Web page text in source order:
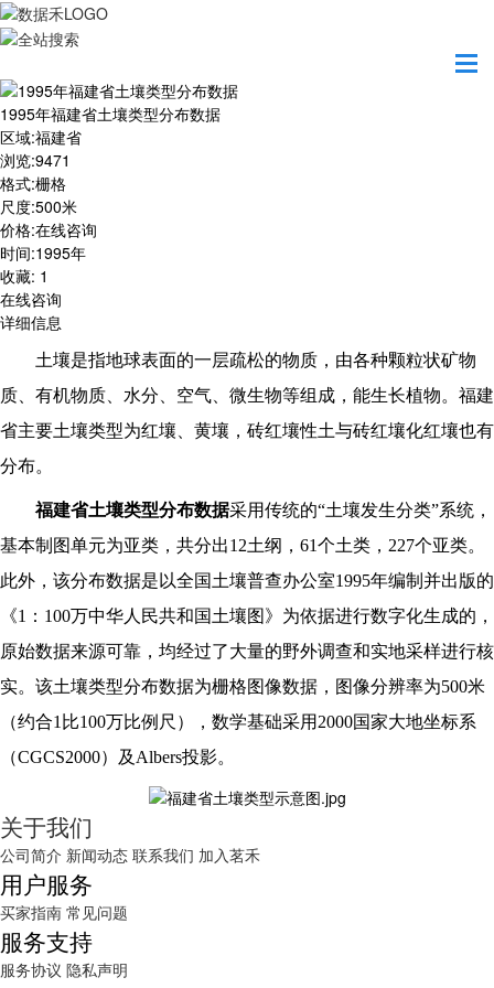
1995年福建省土壤类型分布数据
区域:福建省
浏览:9471
格式:栅格
尺度:500米
价格:在线咨询
时间:1995年
收藏: 1
在线咨询
详细信息
土壤是指地球表面的一层疏松的物质，由各种颗粒状矿物
质、有机物质、水分、空气、微生物等组成，能生长植物。福建
省主要土壤类型为红壤、黄壤，砖红壤性土与砖红壤化红壤也有
分布。
福建省土壤类型分布数据采用传统的“土壤发生分类”系统，
基本制图单元为亚类，共分出12土纲，61个土类，227个亚类。
此外，该分布数据是以全国土壤普查办公室1995年编制并出版的
《1：100万中华人民共和国土壤图》为依据进行数字化生成的，
原始数据来源可靠，均经过了大量的野外调查和实地采样进行核
实。该土壤类型分布数据为栅格图像数据，图像分辨率为500米
（约合1比100万比例尺），数学基础采用2000国家大地坐标系
（CGCS2000）及Albers投影。
关于我们
公司简介 新闻动态 联系我们 加入茗禾
用户服务
买家指南 常见问题
服务支持
服务协议 隐私声明